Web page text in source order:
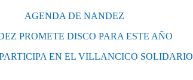
AGENDA DE NANDEZ
PROMETE DISCO PARA ESTE AÑO
EN EL VILLANCICO SOLIDARIO